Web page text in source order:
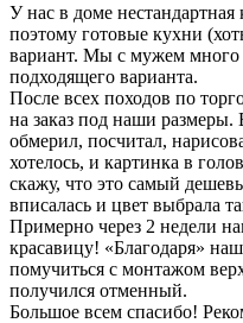
У нас в доме нестандартная
поэтому готовые кухни
вариант. Мы с мужем
подходящего варианта.
После всех походов по
на заказ под наши
обмерил, посчитал,
хотелось, и картинка в
скажу, что это самый
вписалась и цвет выбрала
Примерно через 2 недели
красавицу! «Благодаря»
помучиться с монтажом
получился отменный.
Большое всем спасибо!